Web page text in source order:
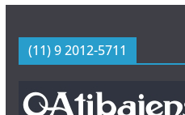
(11) 9 2012-5711